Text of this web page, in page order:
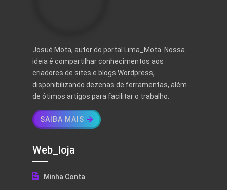
Josué Mota, autor do portal Lima_Mota. Nossa
ideia é compartilhar conhecimentos aos
criadores de sites e blogs Wordpress,
disponibilizando dezenas de ferramentas, além
de ótimos artigos para facilitar o trabalho.
SAIBA MAIS
Web_loja
Minha Conta